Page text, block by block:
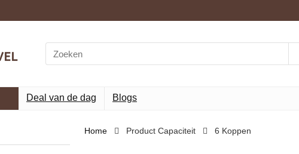
Search
for:
Deal van de dag Blogs
Home Product Capaciteit ‎6 Koppen